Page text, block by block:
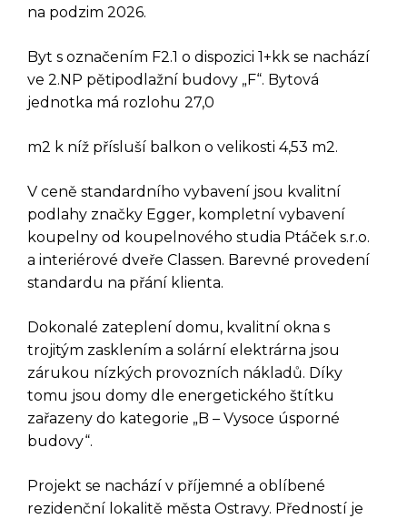
na podzim 2026.
Byt s označením F2.1 o dispozici 1+kk se nachází
ve 2.NP pětipodlažní budovy „F“. Bytová
jednotka má rozlohu 27,0
m2 k níž přísluší balkon o velikosti 4,53 m2.
V ceně standardního vybavení jsou kvalitní
podlahy značky Egger, kompletní vybavení
koupelny od koupelnového studia Ptáček s.r.o.
a interiérové dveře Classen. Barevné provedení
standardu na přání klienta.
Dokonalé zateplení domu, kvalitní okna s
trojitým zasklením a solární elektrárna jsou
zárukou nízkých provozních nákladů. Díky
tomu jsou domy dle energetického štítku
zařazeny do kategorie „B – Vysoce úsporné
budovy“.
Projekt se nachází v příjemné a oblíbené
rezidenční lokalitě města Ostravy. Předností je
DOTAZ K TÉTO
NEMOVITOSTI